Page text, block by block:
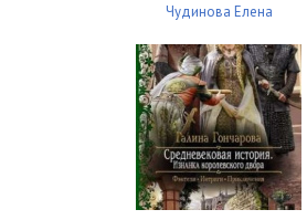
Чудинова Елена